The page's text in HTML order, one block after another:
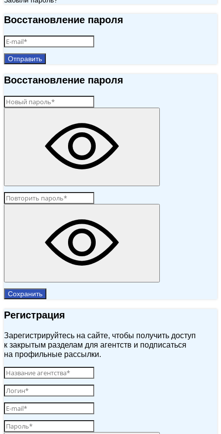
Восстановление пароля
Отправить
Восстановление пароля
Сохранить
Регистрация
Зарегистрируйтесь на сайте, чтобы получить доступ
к закрытым разделам для агентств и подписаться
на профильные рассылки.